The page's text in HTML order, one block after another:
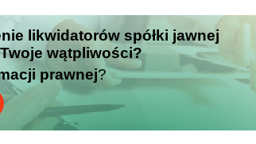
likwidatorów spółki jawnej
wątpliwości?
prawnej?